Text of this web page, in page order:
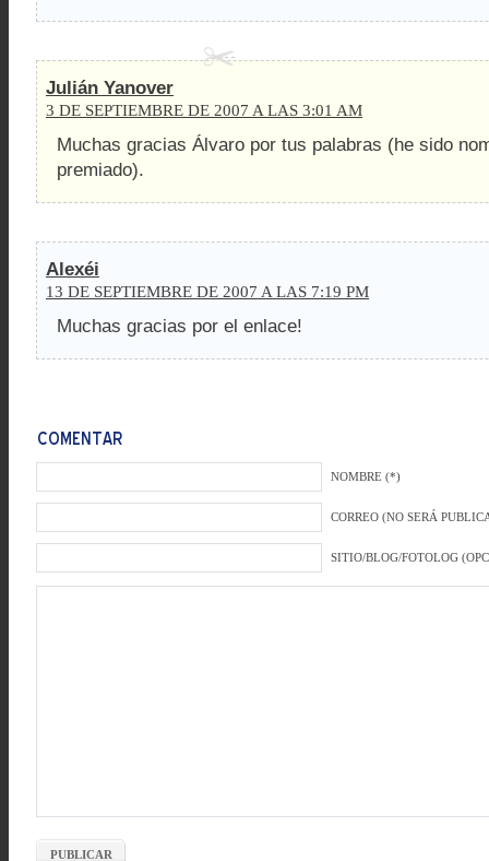
Julián Yanover
3 DE SEPTIEMBRE DE 2007 A LAS 3:01 AM
Muchas gracias Álvaro por tus palabras (he sido
premiado).
Alexéi
13 DE SEPTIEMBRE DE 2007 A LAS 7:19 PM
Muchas gracias por el enlace!
NOMBRE (*)
CORREO (NO SERÁ
SITIO/BLOG/FOTOLOG